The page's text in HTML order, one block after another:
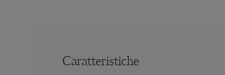
Caratteristiche